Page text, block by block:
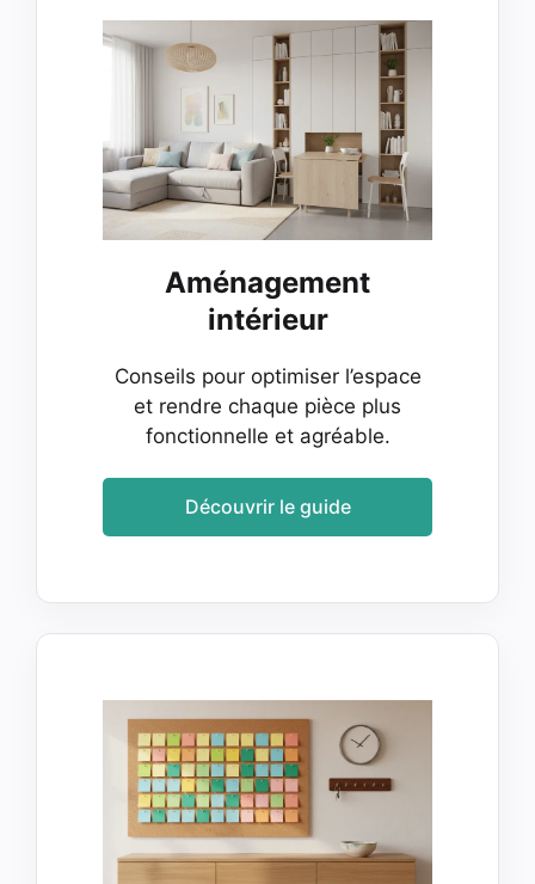
Aménagement
intérieur
Conseils pour optimiser l’espace
et rendre chaque pièce plus
fonctionnelle et agréable.
Découvrir le guide